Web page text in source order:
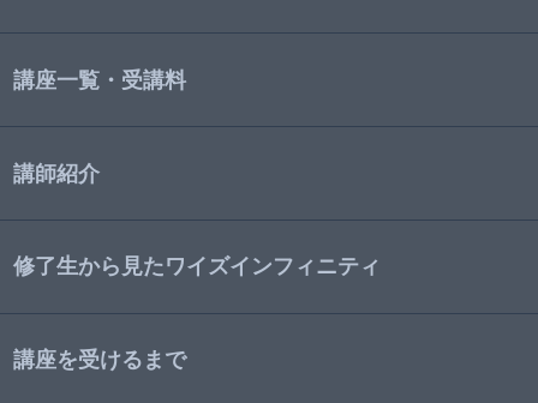
講座一覧・受講料
講師紹介
修了生から見たワイズインフィニティ
講座を受けるまで